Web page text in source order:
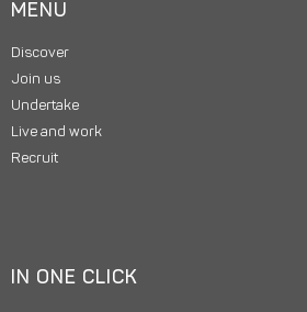
MENU
Discover
Join us
Undertake
Live and work
Recruit
IN ONE CLICK